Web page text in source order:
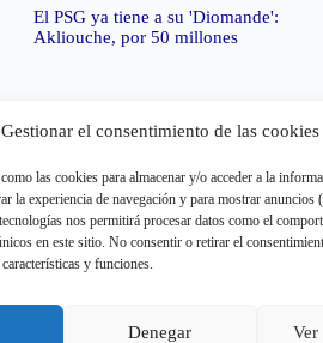
Gestionar el consentimiento de las cookies
las cookies para almacenar y/o acceder a la
la experiencia de navegación y para mostrar anuncios
nos permitirá procesar datos como el
en este sitio. No consentir o retirar el
y funciones.
Denegar Ver
El PSG ya tiene a su 'Diomande':
Akliouche, por 50 millones
RSS:Retrieved unsupported status code